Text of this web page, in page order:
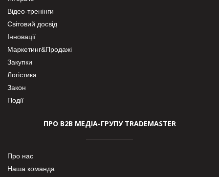
Відео-тренінги
Світовий досвід
Інновації
Маркетинг&Продажі
Закупки
Логістика
Закон
Події
ПРО В2В МЕДІА-ГРУПУ TRADEMASTER
Про нас
Наша команда